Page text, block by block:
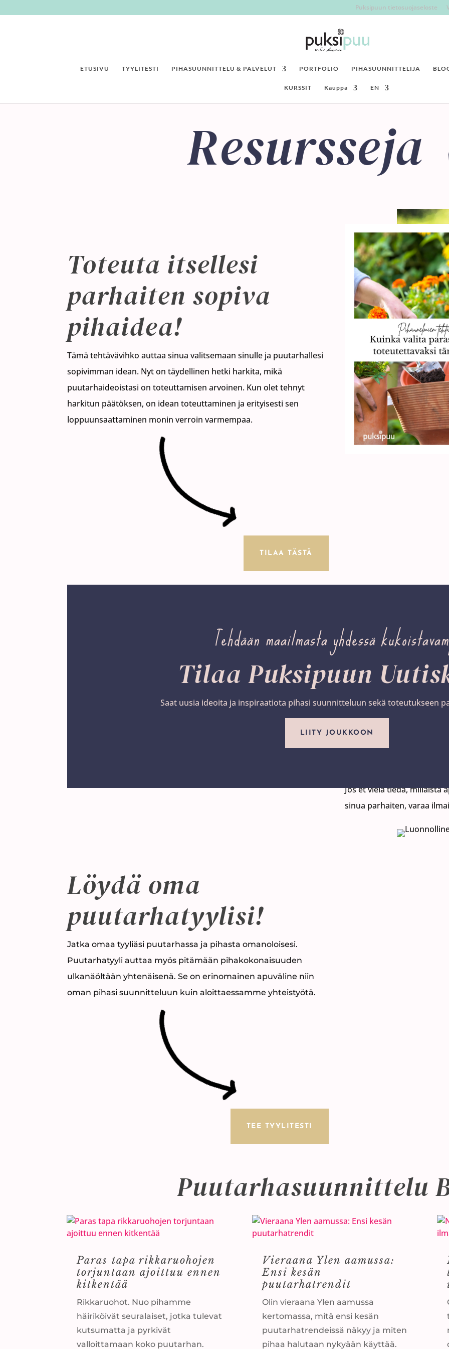
Puksipuun tietosuojaseloste
ETUSIVU TYYLITESTI PIHASUUNNITTELU & PALVELUT PORTFOLIO PIHASUUNNITTELIJA
KURSSIT Kauppa EN
Resursseja
Toteuta itsellesi
parhaiten sopiva
pihaidea!
Tämä tehtävävihko auttaa sinua valitsemaan sinulle ja puutarhallesi
sopivimman idean. Nyt on täydellinen hetki harkita, mikä
puutarhaideoistasi on toteuttamisen arvoinen. Kun olet tehnyt
harkitun päätöksen, on idean toteuttaminen ja erityisesti sen
loppuunsaattaminen monin verroin varmempaa.
TILAA TÄSTÄ
Tehdään maailmasta yhdessä
Tilaa Puksipuun
Saat uusia ideoita ja inspiraatiota pihasi suunnitteluun sekä toteutukseen
LIITY JOUKKOONApunasi
Jos et vielä tiedä, millaista
sinua parhaiten, varaa
Löydä oma
puutarhatyylisi!
Jatka omaa tyyliäsi puutarhassa ja pihasta omanoloisesi.
Puutarhatyyli auttaa myös pitämään pihakokonaisuuden
ulkanäöltään yhtenäisenä. Se on erinomainen apuväline niin
oman pihasi suunnitteluun kuin aloittaessamme yhteistyötä.
TEE TYYLITESTI
Puutarhasuunnittelu
Paras tapa rikkaruohojen
torjuntaan ajoittuu ennen
kitkentää
Rikkaruohot. Nuo pihamme
häiriköivät seuralaiset, jotka tulevat
kutsumatta ja pyrkivät
valloittamaan koko puutarhan.
Vieraana Ylen aamussa:
Ensi kesän
puutarhatrendit
Olin vieraana Ylen aamussa
kertomassa, mitä ensi kesän
puutarhatrendeissä näkyy ja miten
pihaa halutaan nykyään käyttää.